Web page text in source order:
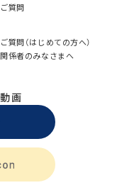
質問
質問（はじめての方へ）
係者のみなさまへ
画